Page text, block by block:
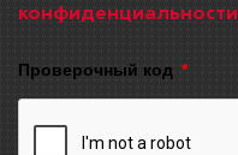
конфиденциальности
Проверочный код